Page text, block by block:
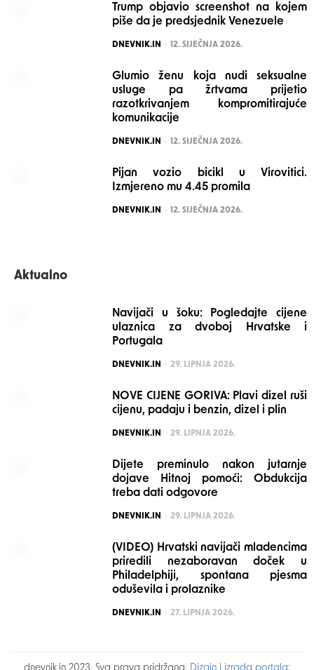
Trump objavio screenshot na kojem
piše da je predsjednik Venezuele
POSTED
DNEVNIK.IN 12. SIJEČNJA 2026.
Glumio ženu koja nudi seksualne
usluge pa žrtvama prijetio
razotkrivanjem kompromitirajuće
komunikacije
POSTED
DNEVNIK.IN 12. SIJEČNJA 2026.
Pijan vozio bicikl u Virovitici.
Izmjereno mu 4.45 promila
POSTED
DNEVNIK.IN 12. SIJEČNJA 2026.
Aktualno
Navijači u šoku: Pogledajte cijene
ulaznica za dvoboj Hrvatske i
Portugala
POSTED
DNEVNIK.IN 29. LIPNJA 2026.
NOVE CIJENE GORIVA: Plavi dizel ruši
cijenu, padaju i benzin, dizel i plin
POSTED
DNEVNIK.IN 29. LIPNJA 2026.
Dijete preminulo nakon jutarnje
dojave Hitnoj pomoći: Obdukcija
treba dati odgovore
POSTED
DNEVNIK.IN 29. LIPNJA 2026.
(VIDEO) Hrvatski navijači mladencima
priredili nezaboravan doček u
Philadelphiji, spontana pjesma
oduševila i prolaznike
POSTED
DNEVNIK.IN 27. LIPNJA 2026.